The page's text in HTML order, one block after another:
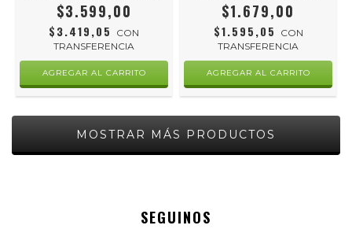
$3.599,00
$3.419,05
CON
TRANSFERENCIA
$1.679,00
$1.595,05
CON
TRANSFERENCIA
MOSTRAR MÁS PRODUCTOS
SEGUINOS